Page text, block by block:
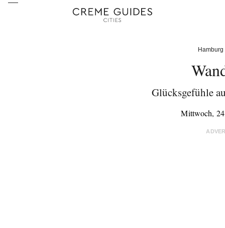
Hamburg
Glücksgefühle
Mittwoch,